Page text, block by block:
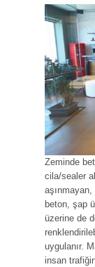
Zeminde
cila/sealer
beton, şap
üzerine de
uygulanır.
insan